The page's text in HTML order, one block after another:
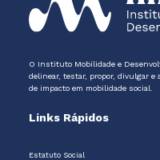
O Instituto Mobilidade e
delinear, testar, propor, divulgar e
de impacto em mobilidade social.
Links Rápidos
Estatuto Social